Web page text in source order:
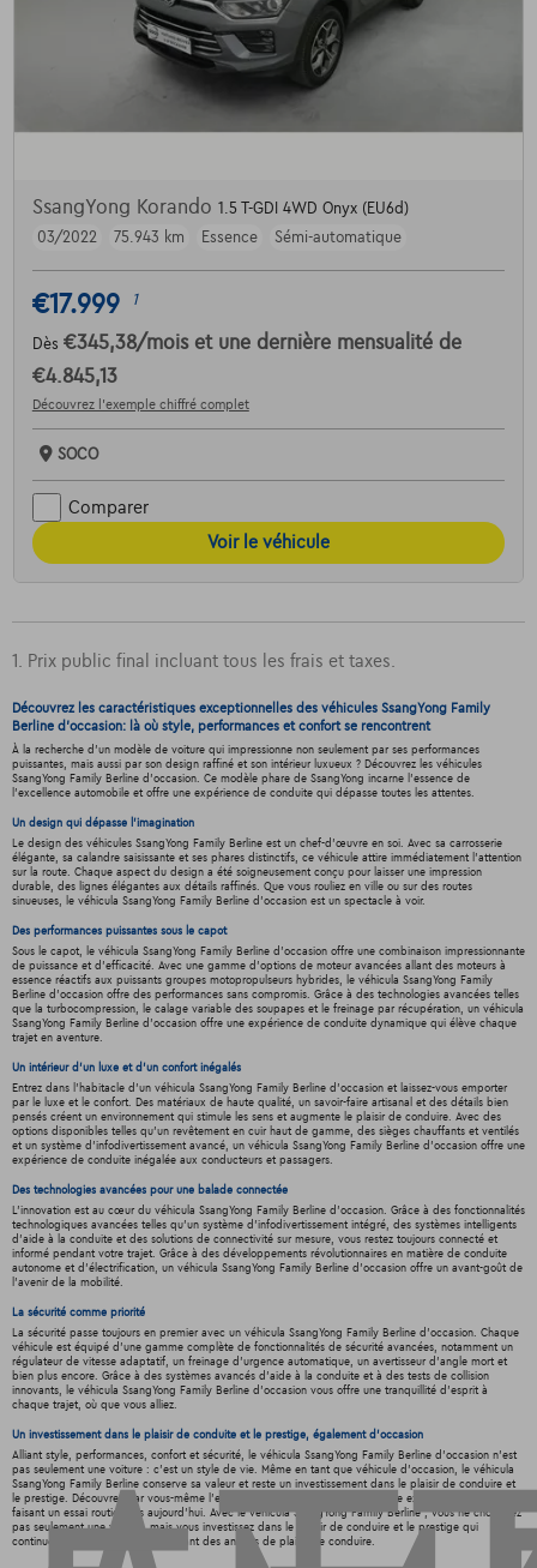
SsangYong Korando 1.5 T-GDI 4WD Onyx (EU6d)
03/2022
75.943 km Essence Sémi-automatique
€17.999 1
Dès €345,38/mois et une dernière mensualité de
€4.845,13
Découvrez l’exemple chiffré complet
SOCO
Comparer
Voir le véhicule
1. Prix public final incluant tous les frais et taxes.
Découvrez les caractéristiques exceptionnelles des véhicules SsangYong Family
Berline d'occasion: là où style, performances et confort se rencontrent
À la recherche d'un modèle de voiture qui impressionne non seulement par ses performances
puissantes, mais aussi par son design raffiné et son intérieur luxueux ? Découvrez les véhicules
SsangYong Family Berline d'occasion. Ce modèle phare de SsangYong incarne l'essence de
l'excellence automobile et offre une expérience de conduite qui dépasse toutes les attentes.
Un design qui dépasse l'imagination
Le design des véhicules SsangYong Family Berline est un chef-d'œuvre en soi. Avec sa carrosserie
élégante, sa calandre saisissante et ses phares distinctifs, ce véhicule attire immédiatement l'attention
sur la route. Chaque aspect du design a été soigneusement conçu pour laisser une impression
durable, des lignes élégantes aux détails raffinés. Que vous rouliez en ville ou sur des routes
sinueuses, le véhicula SsangYong Family Berline d'occasion est un spectacle à voir.
Des performances puissantes sous le capot
Sous le capot, le véhicula SsangYong Family Berline d'occasion offre une combinaison impressionnante
de puissance et d'efficacité. Avec une gamme d'options de moteur avancées allant des moteurs à
essence réactifs aux puissants groupes motopropulseurs hybrides, le véhicula SsangYong Family
Berline d'occasion offre des performances sans compromis. Grâce à des technologies avancées telles
que la turbocompression, le calage variable des soupapes et le freinage par récupération, un véhicula
SsangYong Family Berline d'occasion offre une expérience de conduite dynamique qui élève chaque
trajet en aventure.
Un intérieur d’un luxe et d’un confort inégalés
Entrez dans l'habitacle d'un véhicula SsangYong Family Berline d'occasion et laissez-vous emporter
par le luxe et le confort. Des matériaux de haute qualité, un savoir-faire artisanal et des détails bien
pensés créent un environnement qui stimule les sens et augmente le plaisir de conduire. Avec des
options disponibles telles qu'un revêtement en cuir haut de gamme, des sièges chauffants et ventilés
et un système d'infodivertissement avancé, un véhicula SsangYong Family Berline d'occasion offre une
expérience de conduite inégalée aux conducteurs et passagers.
Des technologies avancées pour une balade connectée
L'innovation est au cœur du véhicula SsangYong Family Berline d'occasion. Grâce à des fonctionnalités
technologiques avancées telles qu'un système d'infodivertissement intégré, des systèmes intelligents
d'aide à la conduite et des solutions de connectivité sur mesure, vous restez toujours connecté et
informé pendant votre trajet. Grâce à des développements révolutionnaires en matière de conduite
autonome et d'électrification, un véhicula SsangYong Family Berline d'occasion offre un avant-goût de
l'avenir de la mobilité.
La sécurité comme priorité
La sécurité passe toujours en premier avec un véhicula SsangYong Family Berline d'occasion. Chaque
véhicule est équipé d'une gamme complète de fonctionnalités de sécurité avancées, notamment un
régulateur de vitesse adaptatif, un freinage d'urgence automatique, un avertisseur d'angle mort et
bien plus encore. Grâce à des systèmes avancés d'aide à la conduite et à des tests de collision
innovants, le véhicula SsangYong Family Berline d'occasion vous offre une tranquillité d'esprit à
chaque trajet, où que vous alliez.
Un investissement dans le plaisir de conduite et le prestige, également d'occasion
Alliant style, performances, confort et sécurité, le véhicula SsangYong Family Berline d'occasion n'est
pas seulement une voiture : c'est un style de vie. Même en tant que véhicule d'occasion, le véhicula
SsangYong Family Berline conserve sa valeur et reste un investissement dans le plaisir de conduire et
le prestige. Découvrez par vous-même l'excitation et le confort de ce véhicule extraordinaire en
faisant un essai routier dès aujourd'hui. Avec le véhicula SsangYong Family Berline , vous ne choisissez
pas seulement une voiture, mais vous investissez dans le plaisir de conduire et le prestige qui
continuera à porter ses fruits pendant des années de plaisir de conduire.